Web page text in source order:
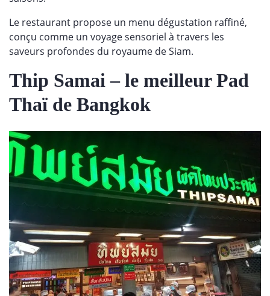
Le restaurant propose un menu dégustation raffiné,
conçu comme un voyage sensoriel à travers les
saveurs profondes du royaume de Siam.
Thip Samai – le meilleur Pad
Thaï de Bangkok